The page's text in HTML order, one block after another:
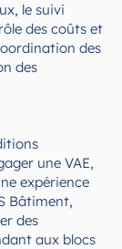
le suivi
des coûts et
des
des
une VAE,
expérience
Bâtiment,
des
aux blocs